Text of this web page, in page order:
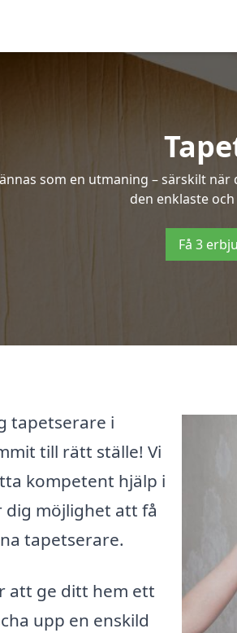
som en utmaning – särskilt
den enklaste
Få 3
tapetserare i
till rätt ställe! Vi
kompetent hjälp i
möjlighet att få
tapetserare.
att ge ditt hem ett
upp en enskild